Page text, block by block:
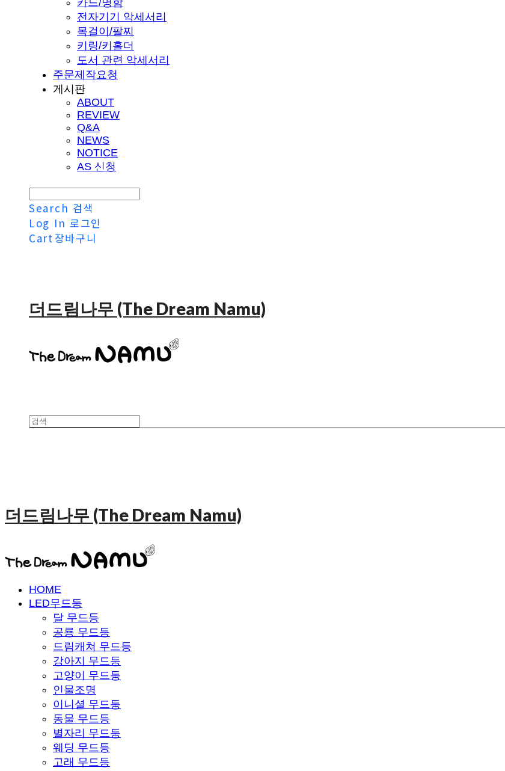
전자기기 악세서리
목걸이/팔찌
키링/키홀더
도서 관련 악세서리
주문제작요청
게시판
ABOUT
REVIEW
Q&A
NEWS
NOTICE
AS 신청
Search 검색
Log In 로그인
Cart 장바구니
더드림나무 (The Dream Namu)
더드림나무 (The Dream Namu)
HOME
LED무드등
달 무드등
공룡 무드등
드림캐쳐 무드등
강아지 무드등
고양이 무드등
인물조명
이니셜 무드등
동물 무드등
별자리 무드등
웨딩 무드등
고래 무드등